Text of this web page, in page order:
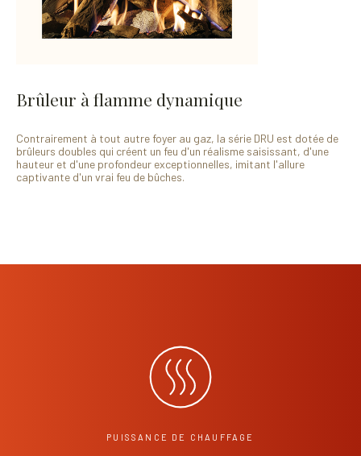
Brûleur à flamme dynamique
Contrairement à tout autre foyer au gaz, la série DRU est dotée de
brûleurs doubles qui créent un feu d'un réalisme saisissant, d'une
hauteur et d'une profondeur exceptionnelles, imitant l'allure
captivante d'un vrai feu de bûches.
PUISSANCE DE CHAUFFAGE